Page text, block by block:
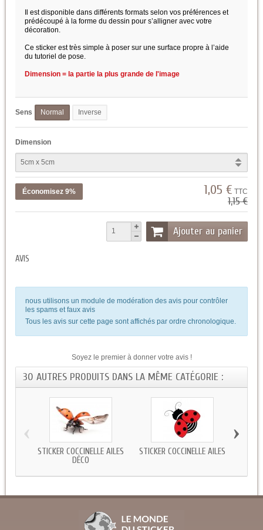
Il est disponible dans différents formats selon vos préférences et
prédécoupé à la forme du dessin pour s’alligner avec votre
décoration.
Ce sticker est très simple à poser sur une surface propre à l’aide
du tutoriel de pose.
Dimension = la partie la plus grande de l'image
Sens Normal Inverse
Dimension
Économisez 9% 1,05 € TTC
1,15 €
Ajouter au panier
AVIS
nous utilisons un module de modération des avis pour contrôler
les spams et faux avis
Tous les avis sur cette page sont affichés par ordre chronologique.
Soyez le premier à donner votre avis !
30 AUTRES PRODUITS DANS LA MÊME CATÉGORIE :
STICKER COCCINELLE AILES
DÉCO
STICKER COCCINELLE AILES
‹ ›